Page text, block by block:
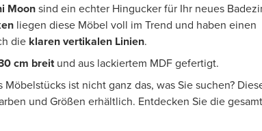
Moonsind ein echter Hingucker für Ihr neues
liegen diese Möbel voll im Trend und haben einen
die klaren vertikalen Linien.
cm breitund aus lackiertem MDF gefertigt.
ist nicht ganz das, was Sie suchen?
und Größen erhältlich. Entdecken Sie die